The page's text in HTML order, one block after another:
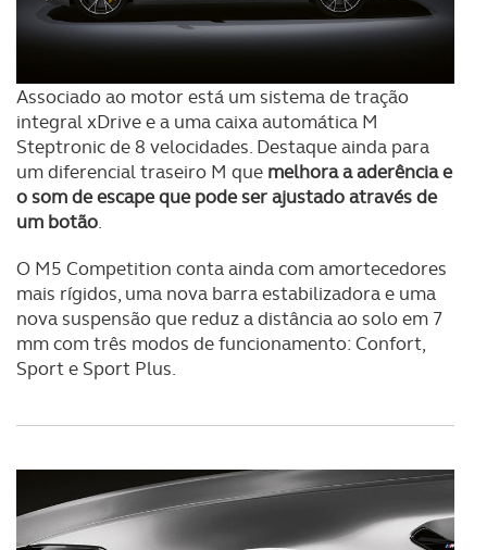
Associado ao motor está um sistema de tração
integral xDrive e a uma caixa automática M
Steptronic de 8 velocidades. Destaque ainda para
um diferencial traseiro M que melhora a aderência e
o som de escape que pode ser ajustado através de
um botão.
O M5 Competition conta ainda com amortecedores
mais rígidos, uma nova barra estabilizadora e uma
nova suspensão que reduz a distância ao solo em 7
mm com três modos de funcionamento: Confort,
Sport e Sport Plus.